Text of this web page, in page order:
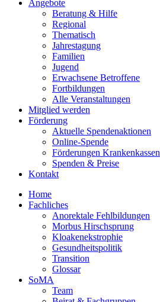
Angebote
Beratung & Hilfe
Regional
Thematisch
Jahrestagung
Familien
Jugend
Erwachsene Betroffene
Fortbildungen
Alle Veranstaltungen
Mitglied werden
Förderung
Aktuelle Spendenaktionen
Online-Spende
Förderungen Krankenkassen
Spenden & Preise
Kontakt
Home
Fachliches
Anorektale Fehlbildungen
Morbus Hirschsprung
Kloakenekstrophie
Gesundheitspolitik
Transition
Glossar
SoMA
Team